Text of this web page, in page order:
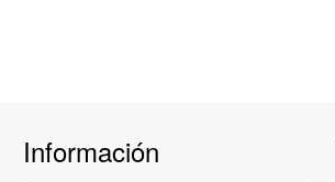
Información